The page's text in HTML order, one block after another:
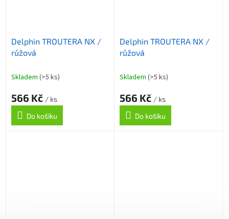
Delphin TROUTERA NX /
růžová
Skladem (>5 ks)
566 Kč / ks
Do košíku
Delphin TROUTERA NX /
růžová
Skladem (>5 ks)
566 Kč / ks
Do košíku